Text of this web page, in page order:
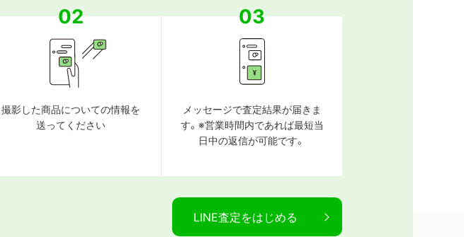
02
撮影した商品についての情報を
送ってください
03
メッセージで査定結果が届きま
す。※営業時間内であれば最短当
日中の返信が可能です。
LINE査定をはじめる